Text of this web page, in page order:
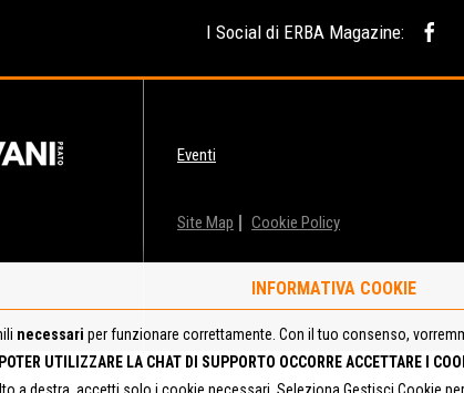
I Social di ERBA Magazine:
Eventi
Site Map Cookie Policy
INFORMATIVA COOKIE
necessari per funzionare correttamente. Con il tuo consenso,
UTILIZZARE LA CHAT DI SUPPORTO OCCORRE ACCETTARE I